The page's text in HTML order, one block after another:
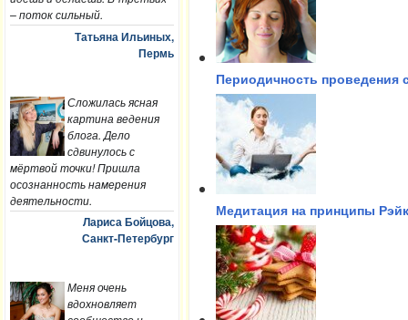
– поток сильный.
Татьяна Ильиных,
Пермь
Сложилась ясная
картина ведения
блога. Дело
сдвинулось с
мёртвой точки! Пришла
осознанность намерения
деятельности.
Лариса Бойцова,
Санкт-Петербург
Меня очень
вдохновляет
Периодичность проведения
Медитация на принципы